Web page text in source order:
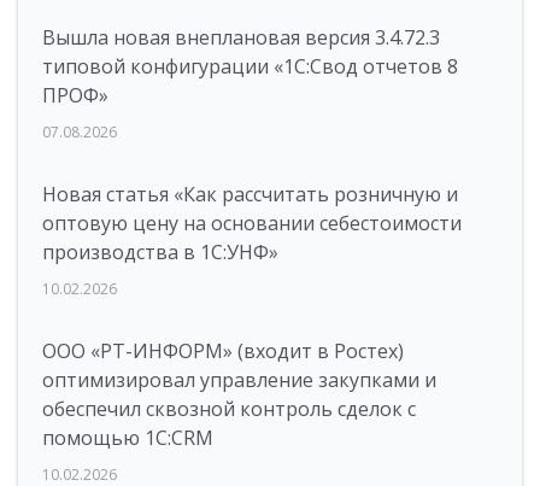
Вышла новая внеплановая версия 3.4.72.3
типовой конфигурации «1C:Свод отчетов 8
ПРОФ»
07.08.2026
Новая статья «Как рассчитать розничную и
оптовую цену на основании себестоимости
производства в 1С:УНФ»
10.02.2026
ООО «РТ-ИНФОРМ» (входит в Ростех)
оптимизировал управление закупками и
обеспечил сквозной контроль сделок с
помощью 1С:CRM
10.02.2026